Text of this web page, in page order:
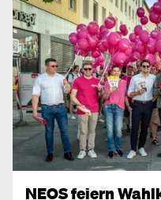
NEOS feiern